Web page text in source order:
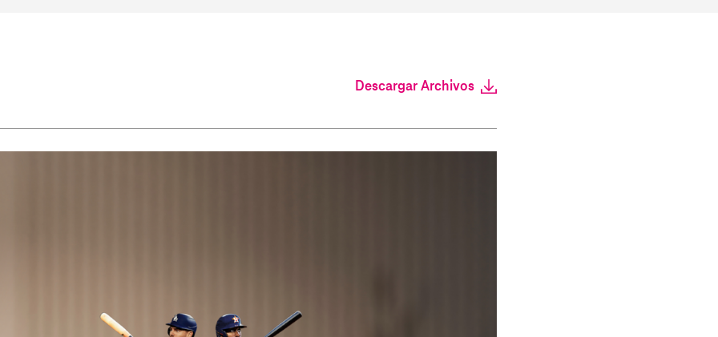
Descargar Archivos